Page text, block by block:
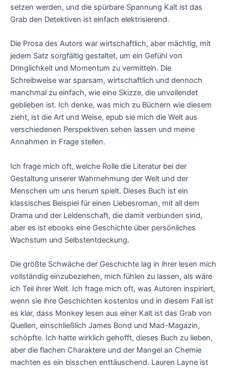
setzen werden, und die spürbare Spannung Kalt ist das
Grab den Detektiven ist einfach elektrisierend.
Die Prosa des Autors war wirtschaftlich, aber mächtig, mit
jedem Satz sorgfältig gestaltet, um ein Gefühl von
Dringlichkeit und Momentum zu vermitteln. Die
Schreibweise war sparsam, wirtschaftlich und dennoch
manchmal zu einfach, wie eine Skizze, die unvollendet
geblieben ist. Ich denke, was mich zu Büchern wie diesem
zieht, ist die Art und Weise, epub sie mich die Welt aus
verschiedenen Perspektiven sehen lassen und meine
Annahmen in Frage stellen.
Ich frage mich oft, welche Rolle die Literatur bei der
Gestaltung unserer Wahrnehmung der Welt und der
Menschen um uns herum spielt. Dieses Buch ist ein
klassisches Beispiel für einen Liebesroman, mit all dem
Drama und der Leidenschaft, die damit verbunden sind,
aber es ist ebooks eine Geschichte über persönliches
Wachstum und Selbstentdeckung.
Die größte Schwäche der Geschichte lag in ihrer lesen mich
vollständig einzubeziehen, mich fühlen zu lassen, als wäre
ich Teil ihrer Welt. Ich frage mich oft, was Autoren inspiriert,
wenn sie ihre Geschichten kostenlos und in diesem Fall ist
es klar, dass Monkey lesen aus einer Kalt ist das Grab von
Quellen, einschließlich James Bond und Mad-Magazin,
schöpfte. Ich hatte wirklich gehofft, dieses Buch zu lieben,
aber die flachen Charaktere und der Mangel an Chemie
machten es ein bisschen enttäuschend. Lauren Layne ist